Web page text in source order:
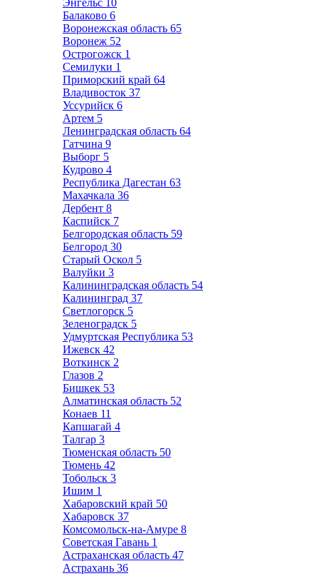
Энгельс 10
Балаково 6
Воронежская область 65
Воронеж 52
Острогожск 1
Семилуки 1
Приморский край 64
Владивосток 37
Уссурийск 6
Артем 5
Ленинградская область 64
Гатчина 9
Выборг 5
Кудрово 4
Республика Дагестан 63
Махачкала 36
Дербент 8
Каспийск 7
Белгородская область 59
Белгород 30
Старый Оскол 5
Валуйки 3
Калининградская область 54
Калининград 37
Светлогорск 5
Зеленоградск 5
Удмуртская Республика 53
Ижевск 42
Воткинск 2
Глазов 2
Бишкек 53
Алматинская область 52
Конаев 11
Капшагай 4
Талгар 3
Тюменская область 50
Тюмень 42
Тобольск 3
Ишим 1
Хабаровский край 50
Хабаровск 37
Комсомольск-на-Амуре 8
Советская Гавань 1
Астраханская область 47
Астрахань 36